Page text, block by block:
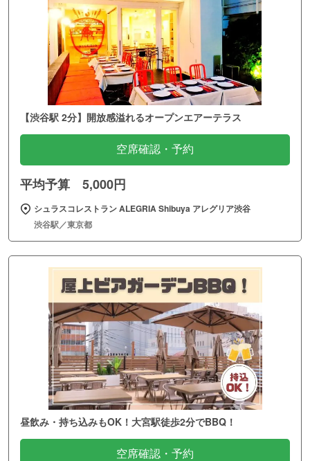
【渋谷駅 2分】開放感溢れるオープンエアーテラス
空席確認・予約
平均予算 5,000円
シュラスコレストラン ALEGRIA Shibuya アレグリア渋谷
渋谷駅／東京都
昼飲み・持ち込みもOK！大宮駅徒歩2分でBBQ！
空席確認・予約